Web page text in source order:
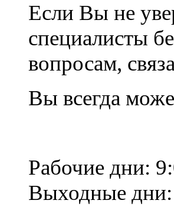
Если Вы не
специалисты
вопросам,
Вы всегда
Рабочие дни:
Выходные